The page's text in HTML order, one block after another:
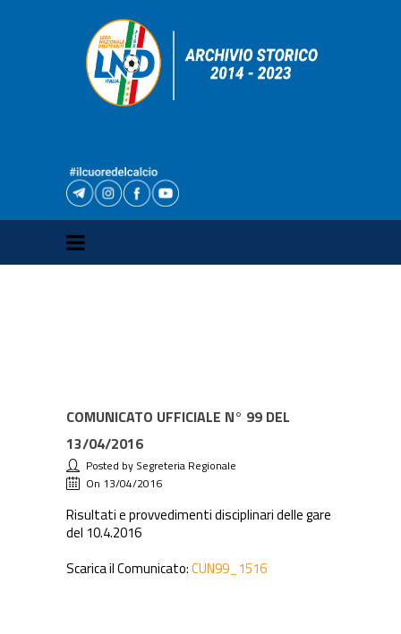
COMUNICATO UFFICIALE N° 99 DEL
13/04/2016
Posted by Segreteria Regionale
On 13/04/2016
Risultati e provvedimenti disciplinari delle gare
del 10.4.2016
Scarica il Comunicato:CUN99_1516